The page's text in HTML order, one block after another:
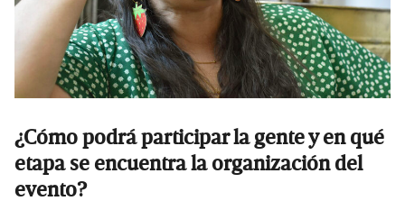
¿Cómo podrá participar la gente y en qué
etapa se encuentra la organización del
evento?